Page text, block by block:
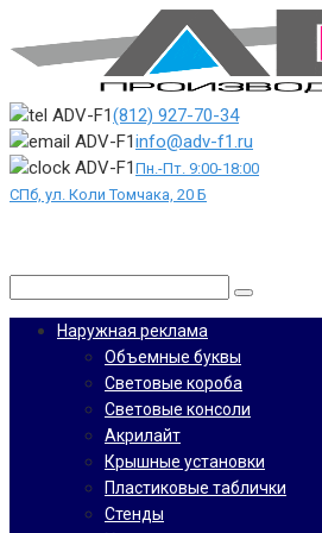
к
контенту
(812) 927-70-34
info@adv-f1.ru
Пн.-Пт. 9:00-18:00
СПб, ул. Коли Томчака, 20 Б
Наружная реклама
Объемные буквы
Световые короба
Световые консоли
Акрилайт
Крышные установки
Пластиковые таблички
Стенды